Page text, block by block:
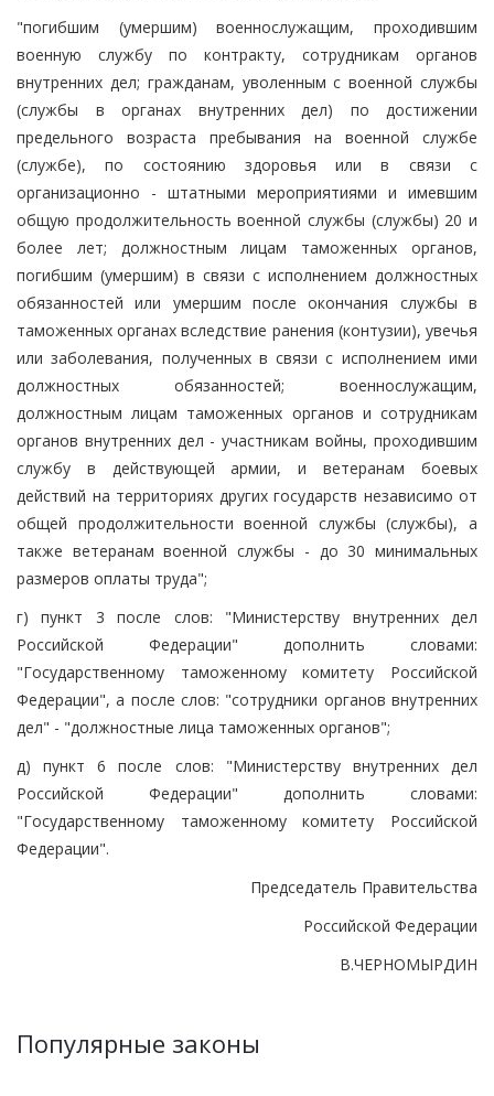
"погибшим (умершим) военнослужащим, проходившим
военную службу по контракту, сотрудникам органов
внутренних дел; гражданам, уволенным с военной службы
(службы в органах внутренних дел) по достижении
предельного возраста пребывания на военной службе
(службе), по состоянию здоровья или в связи с
организационно - штатными мероприятиями и имевшим
общую продолжительность военной службы (службы) 20 и
более лет; должностным лицам таможенных органов,
погибшим (умершим) в связи с исполнением должностных
обязанностей или умершим после окончания службы в
таможенных органах вследствие ранения (контузии), увечья
или заболевания, полученных в связи с исполнением ими
должностных обязанностей; военнослужащим,
должностным лицам таможенных органов и сотрудникам
органов внутренних дел - участникам войны, проходившим
службу в действующей армии, и ветеранам боевых
действий на территориях других государств независимо от
общей продолжительности военной службы (службы), а
также ветеранам военной службы - до 30 минимальных
размеров оплаты труда";
г) пункт 3 после слов: "Министерству внутренних дел
Российской Федерации" дополнить словами:
"Государственному таможенному комитету Российской
Федерации", а после слов: "сотрудники органов внутренних
дел" - "должностные лица таможенных органов";
д) пункт 6 после слов: "Министерству внутренних дел
Российской Федерации" дополнить словами:
"Государственному таможенному комитету Российской
Федерации".
Председатель Правительства
Российской Федерации
В.ЧЕРНОМЫРДИН
Популярные законы